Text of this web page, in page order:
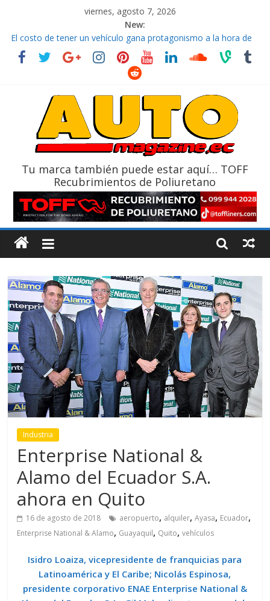
viernes, agosto 7, 2026
New:
El costo de tener un vehículo gana protagonismo a la hora de
decidir
Ultima película ‘Spider‑Man: Brand New Day’ pone en escena a
La Vuelta al Ecuador 2026, edición 47ª, recorre 7 provincias en 8
La FEDAK recibe 12 Sinotruk Bolden para cubrir las rutas de La
Tu marca también puede estar aquí… TOFF
Recubrimientos de Poliuretano
Industria
Enterprise National &
Alamo del Ecuador S.A.
ahora en Quito
16 de agosto de 2018 aeropuerto, alquiler,Ayasa, Ecuador,
Enterprise National & Alamo, Guayaquil, Quito,vehículos
Isidro Loaiza, vicepresidente de franquicias para
Latinoamérica y El Caribe; Nicolás Espinosa,
presidente corporativo ENAE Enterprise National &